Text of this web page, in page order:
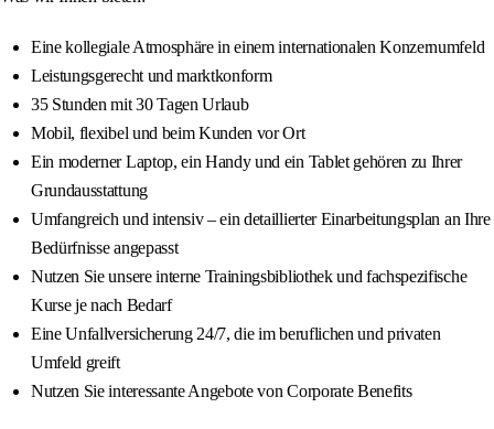
Eine kollegiale Atmosphäre in einem internationalen Konzernumfeld
Leistungsgerecht und marktkonform
35 Stunden mit 30 Tagen Urlaub
Mobil, flexibel und beim Kunden vor Ort
Ein moderner Laptop, ein Handy und ein Tablet gehören zu Ihrer
Grundausstattung
Umfangreich und intensiv – ein detaillierter Einarbeitungsplan an Ihre
Bedürfnisse angepasst
Nutzen Sie unsere interne Trainingsbibliothek und fachspezifische
Kurse je nach Bedarf
Eine Unfallversicherung 24/7, die im beruflichen und privaten
Umfeld greift
Nutzen Sie interessante Angebote von Corporate Benefits